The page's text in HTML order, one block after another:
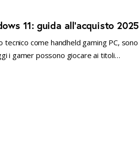
11: guida all’acquisto 2025
come handheld gaming PC, sono
i gamer possono giocare ai titoli…